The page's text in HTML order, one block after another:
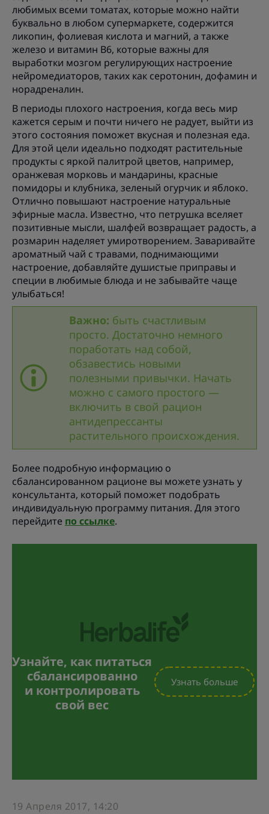
любимых всеми томатах, которые можно найти
буквально в любом супермаркете, содержится
ликопин, фолиевая кислота и магний, а также
железо и витамин В6, которые важны для
выработки мозгом регулирующих настроение
нейромедиаторов, таких как серотонин, дофамин и
норадреналин.
В периоды плохого настроения, когда весь мир
кажется серым и почти ничего не радует, выйти из
этого состояния поможет вкусная и полезная еда.
Для этой цели идеально подходят растительные
продукты с яркой палитрой цветов, например,
оранжевая морковь и мандарины, красные
помидоры и клубника, зеленый огурчик и яблоко.
Отлично повышают настроение натуральные
эфирные масла. Известно, что петрушка вселяет
позитивные мысли, шалфей возвращает радость, а
розмарин наделяет умиротворением. Заваривайте
ароматный чай с травами, поднимающими
настроение, добавляйте душистые приправы и
специи в любимые блюда и не забывайте чаще
улыбаться!
Важно: быть счастливым
просто. Достаточно немного
поработать над собой,
обзавестись новыми
полезными привычки. Начать
можно с самого простого —
включить в свой рацион
антидепрессанты
растительного происхождения.
Более подробную информацию о
сбалансированном рационе вы можете узнать у
консультанта, который поможет подобрать
индивидуальную программу питания. Для этого
перейдите по ссылке.
Узнайте, как питаться
сбалансированно
и контролировать
свой вес
Узнать больше
19 Апреля 2017, 14:20